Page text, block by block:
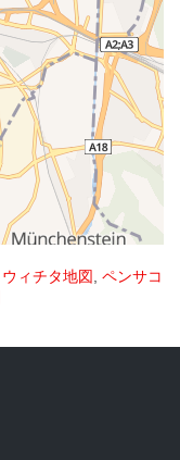
ウィチタ地図, ペンサコ